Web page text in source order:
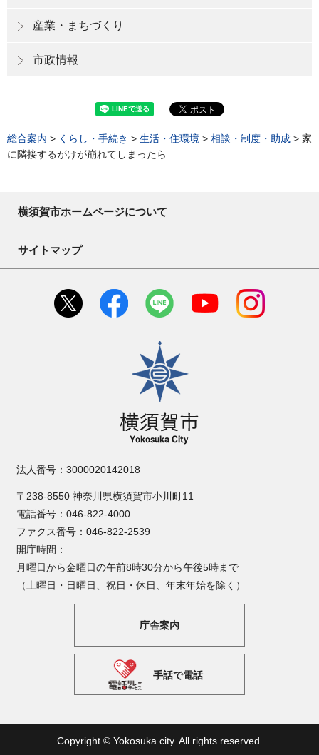
産業・まちづくり
市政情報
総合案内 > くらし・手続き > 生活・住環境 > 相談・制度・助成 > 家
に隣接するがけが崩れてしまったら
横須賀市ホームページについて
サイトマップ
横須賀市
法人番号：3000020142018
〒238-8550 神奈川県横須賀市小川町11
電話番号：046-822-4000
ファクス番号：046-822-2539
開庁時間：
月曜日から金曜日の午前8時30分から午後5時まで
（土曜日・日曜日、祝日・休日、年末年始を除く）
庁舎案内
手話で電話
Copyright © Yokosuka city. All rights reserved.